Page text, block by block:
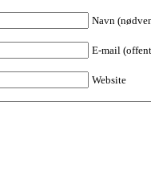
Navn
E-mail
Website